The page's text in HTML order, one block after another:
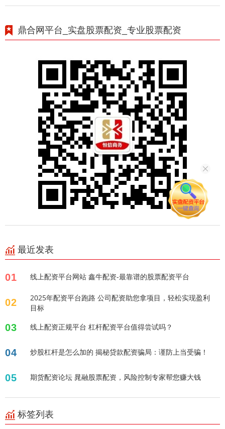
鼎合网平台_实盘股票配资_专业股票配资
最近发表
01 线上配资平台网站 鑫牛配资-最靠谱的股票配资平台
02
2025年配资平台跑路 公司配资助您拿项目，轻松实现盈利
目标
03 线上配资正规平台 杠杆配资平台值得尝试吗？
04 炒股杠杆是怎么加的 揭秘贷款配资骗局：谨防上当受骗！
05 期货配资论坛 晁融股票配资，风险控制专家帮您赚大钱
标签列表